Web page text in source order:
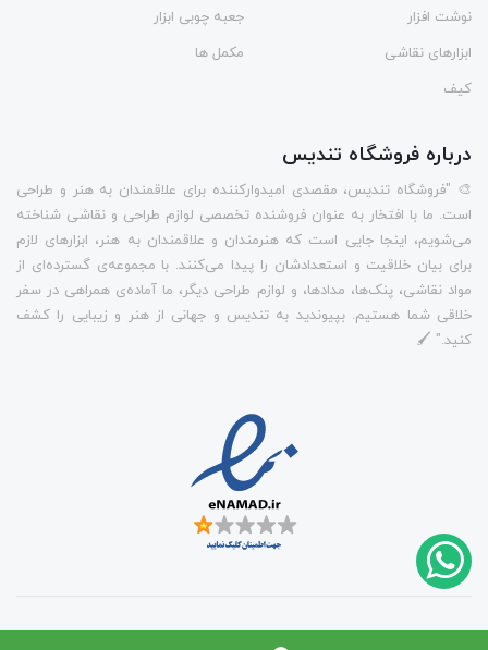
نوشت افزار
جعبه چوبی ابزار
ابزارهای نقاشی
مکمل ها
کیف
درباره فروشگاه تندیس
🎨 "فروشگاه تندیس، مقصدی امیدوارکننده برای علاقمندان به هنر و طراحی
است. ما با افتخار به عنوان فروشنده تخصصی لوازم طراحی و نقاشی شناخته
می‌شویم، اینجا جایی است که هنرمندان و علاقمندان به هنر، ابزارهای لازم
برای بیان خلاقیت و استعدادشان را پیدا می‌کنند. با مجموعه‌ی گسترده‌ای از
مواد نقاشی، پنک‌ها، مدادها، و لوازم طراحی دیگر، ما آماده‌ی همراهی در سفر
خلاقی شما هستیم. بپیوندید به تندیس و جهانی از هنر و زیبایی را کشف
کنید." 🖌️